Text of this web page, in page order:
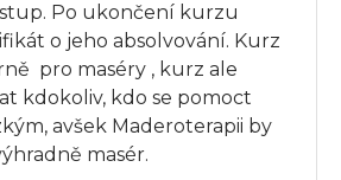
Po ukončení kurzu
o jeho absolvování. Kurz
pro maséry , kurz ale
kdokoliv, kdo se pomoct
avšek Maderoterapii by
masér.